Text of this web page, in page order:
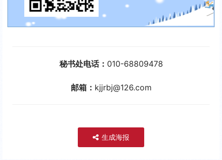
秘书处电话： 010-68809478
邮箱： kjjrbj@126.com
生成海报